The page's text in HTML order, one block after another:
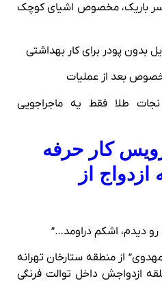
سر باریک، مخصوص اشیای کوچک
پودر برای کار بهداشتی
بعد از عملیات
نجات طلا فقط یه ماجراجویی
کار حرفه‌
از
دیدم، اشکم دراومد…”
از منطقه ستارخان تهرانه
ازدواجش داخل توالت فرنگی